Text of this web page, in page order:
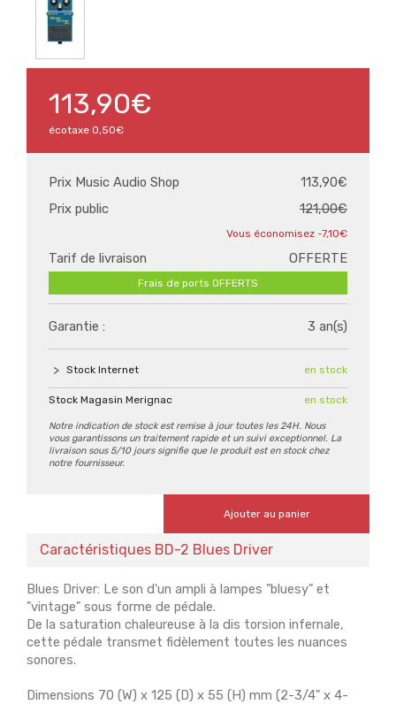
113,90€
écotaxe 0,50€
Prix Music Audio Shop
113,90€
Prix public
121,00€
-7,10€
Tarif de livraison OFFERTE
Frais de ports OFFERTS
Garantie : 3 an(s)
Stock Internet en stock
Stock Magasin Merignac en stock
Notre indication de stock est remise à jour toutes les 24H. Nous
vous garantissons un traitement rapide et un suivi exceptionnel. La
livraison sous 5/10 jours signifie que le produit est en stock chez
notre fournisseur.
Ajouter au panier
Caractéristiques BD-2 Blues Driver
Blues Driver: Le son d'un ampli à lampes "bluesy" et
"vintage" sous forme de pédale.
De la saturation chaleureuse à la dis torsion infernale,
cette pédale transmet fidèlement toutes les nuances
sonores.
Dimensions 70 (W) x 125 (D) x 55 (H) mm (2-3/4" x 4-